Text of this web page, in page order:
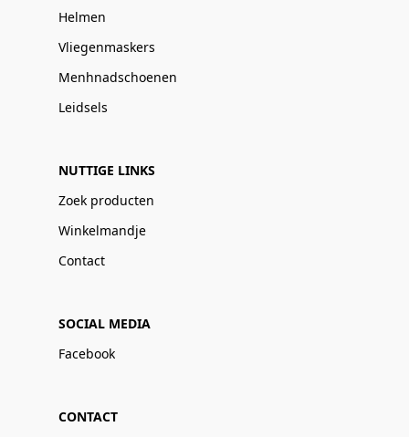
Helmen
Vliegenmaskers
Menhnadschoenen
Leidsels
NUTTIGE LINKS
Zoek producten
Winkelmandje
Contact
SOCIAL MEDIA
Facebook
CONTACT